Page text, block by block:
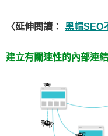
〈延伸閱讀： 黑帽SEO
建立有關連性的內部連結